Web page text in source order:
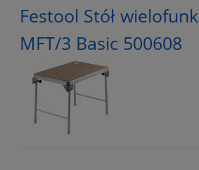
Festool Stół
MFT/3 Basic 500608